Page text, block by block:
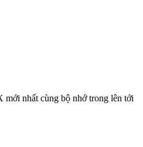
nhất cùng bộ nhớ trong lên tới